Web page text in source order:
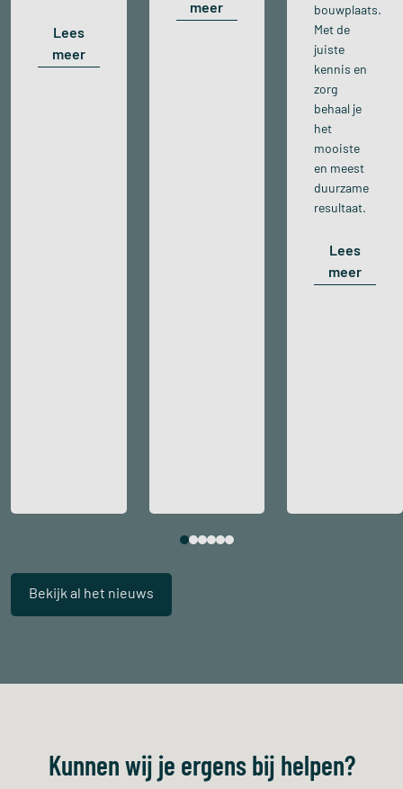
Lees
meer
meer
bouwplaats.
Met de
juiste
kennis en
zorg
behaal je
het
mooiste
en meest
duurzame
resultaat.
Lees
meer
Bekijk al het nieuws
Kunnen wij je ergens bij helpen?